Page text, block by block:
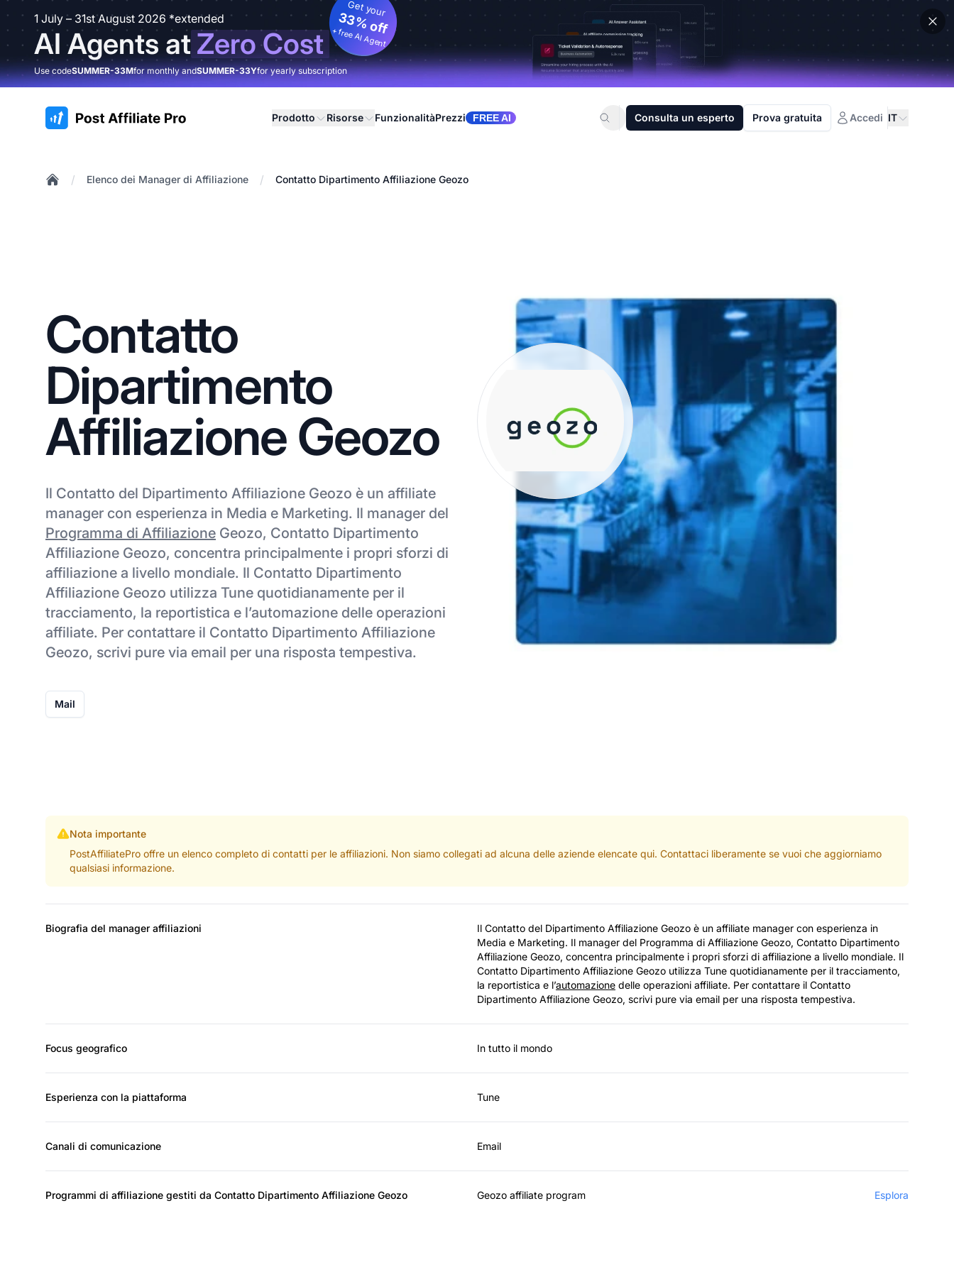
1 July – 31st August 2026 *extended
AI Agents atZero Cost
Get your
33% off
+ free AI Agent
Use codeSUMMER-33Mfor monthly andSUMMER-33Yfor yearly subscription
:site.title Prodotto Risorse FunzionalitàPrezzi FREE AI Consulta un esperto Prova gratuita Accedi IT
/ Elenco dei Manager di Affiliazione / Contatto Dipartimento Affiliazione Geozo
Contatto
Dipartimento
Affiliazione Geozo
Il Contatto del Dipartimento Affiliazione Geozo è un affiliate
manager con esperienza in Media e Marketing. Il manager del
Programma di Affiliazione Geozo, Contatto Dipartimento
Affiliazione Geozo, concentra principalmente i propri sforzi di
affiliazione a livello mondiale. Il Contatto Dipartimento
Affiliazione Geozo utilizza Tune quotidianamente per il
tracciamento, la reportistica e l’automazione delle operazioni
affiliate. Per contattare il Contatto Dipartimento Affiliazione
Geozo, scrivi pure via email per una risposta tempestiva.
Mail
Nota importante
PostAffiliatePro offre un elenco completo di contatti per le affiliazioni. Non siamo collegati ad alcuna delle aziende elencate qui. Contattaci liberamente se vuoi che aggiorniamo
qualsiasi informazione.
Biografia del manager affiliazioni
Il Contatto del Dipartimento Affiliazione Geozo è un affiliate manager con esperienza in
Media e Marketing. Il manager del Programma di Affiliazione Geozo, Contatto Dipartimento
Affiliazione Geozo, concentra principalmente i propri sforzi di affiliazione a livello mondiale. Il
Contatto Dipartimento Affiliazione Geozo utilizza Tune quotidianamente per il tracciamento,
la reportistica e l’automazione delle operazioni affiliate. Per contattare il Contatto
Dipartimento Affiliazione Geozo, scrivi pure via email per una risposta tempestiva.
Focus geografico In tutto il mondo
Esperienza con la piattaforma Tune
Canali di comunicazione Email
Programmi di affiliazione gestiti da Contatto Dipartimento Affiliazione Geozo Geozo affiliate program Esplora